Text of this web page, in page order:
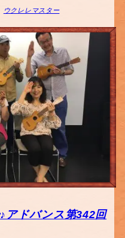
ウクレレマスター
アドバンス第342回